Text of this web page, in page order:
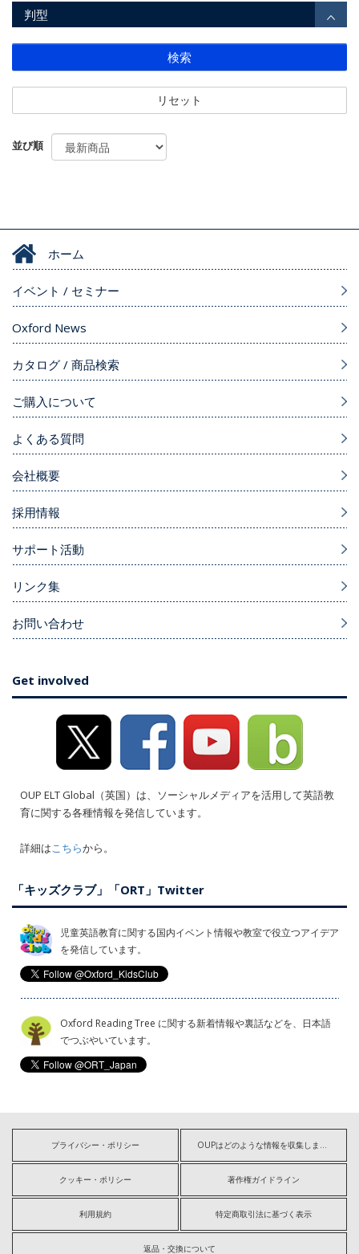
判型
検索
リセット
並び順
ホーム
イベント / セミナー
Oxford News
カタログ / 商品検索
ご購入について
よくある質問
会社概要
採用情報
サポート活動
リンク集
お問い合わせ
Get involved
OUP ELT Global（英国）は、ソーシャルメディアを活用して英語教
育に関する各種情報を発信しています。
詳細はこちらから。
「キッズクラブ」「ORT」Twitter
児童英語教育に関する国内イベント情報や教室で役立つアイデア
を発信しています。
Oxford Reading Tree に関する新着情報や裏話などを、日本語
でつぶやいています。
プライバシー・ポリシー
クッキー・ポリシー 著作権ガイドライン
利用規約 特定商取引法に基づく表示
返品・交換について